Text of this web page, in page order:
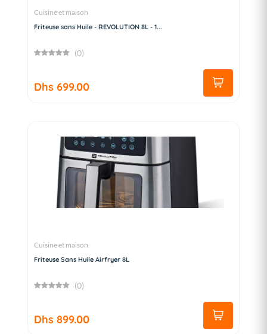
Cuisine et maison
Friteuse sans Huile - REVOLUTION 8L - 1...
(0)
Dhs 699.00
Cuisine et maison
Friteuse Sans Huile Airfryer 8L
(0)
Dhs 899.00